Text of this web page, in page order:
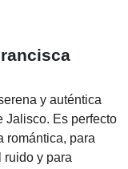
y auténtica
Jalisco. Es perfecto
romántica, para
ruido y para